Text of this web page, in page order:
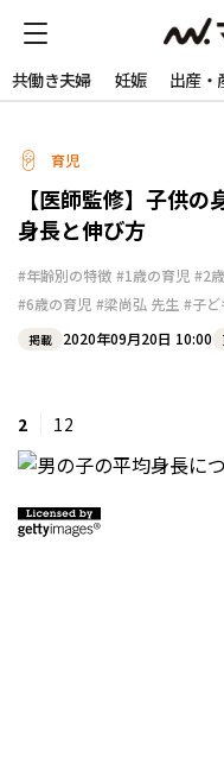
共働き夫婦 妊娠 出産・
育児
【医師監修】子供
身長と伸び方
#年齢別の特徴 #1歳の育児 #2
#6歳の育児 #梁尚弘 先生 #子ど
掲載 2020年09月20日 10:00
2 12